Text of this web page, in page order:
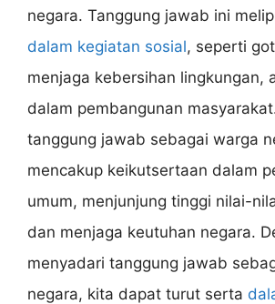
negara. Tanggung jawab ini
dalam kegiatan sosial, seperti
menjaga kebersihan lingkungan,
dalam pembangunan
tanggung jawab sebagai warga
mencakup keikutsertaan dalam
umum, menjunjung tinggi nilai-
dan menjaga keutuhan negara.
menyadari tanggung jawab
negara, kita dapat turut serta